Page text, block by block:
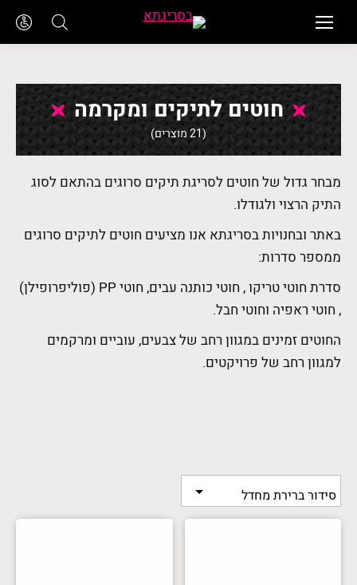
חוטים לתיקים ומקרמה
(21 מוצרים)
מבחר גדול של חוטים לסריגת תיקים סרוגים בהתאם לסוג
התיק הרצוי ולגודלו.
באתר ובחנויות בסריגתא אנו מציעים חוטים לתיקים סרוגים
ממספר סדרות:
סדרת חוטי טריקו , חוטי כותנה עבים, חוטי PP (פוליפרופילן)
, חוטי ראפיה וחוטי חבל.
החוטים זמינים במגוון רחב של צבעים, עוביים ומרקמים
למגוון רחב של פרויקטים.